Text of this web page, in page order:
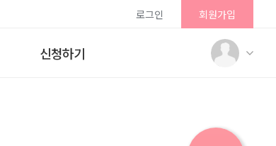
로그인 회원가입
신청하기